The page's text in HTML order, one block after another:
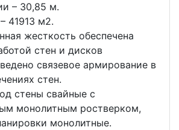
– 30,85 м.
41913 м2.
жесткость обеспечена
стен и дисков
связевое армирование в
стен.
стены свайные с
монолитным ростверком,
монолитные.